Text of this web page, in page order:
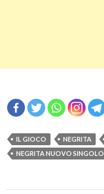
IL GIOCO NEGRITA
NEGRITA NUOVO SINGOLO